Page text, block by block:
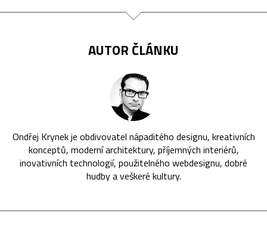
AUTOR ČLÁNKU
Ondřej Krynek je obdivovatel nápaditého designu, kreativních
konceptů, moderní architektury, příjemných interiérů,
inovativních technologií, použitelného webdesignu, dobré
hudby a veškeré kultury.